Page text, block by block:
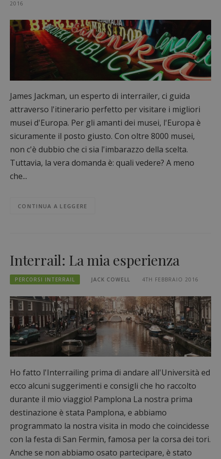
2016
James Jackman, un esperto di interrailer, ci guida
attraverso l'itinerario perfetto per visitare i migliori
musei d'Europa. Per gli amanti dei musei, l'Europa è
sicuramente il posto giusto. Con oltre 8000 musei,
non c'è dubbio che ci sia l'imbarazzo della scelta.
Tuttavia, la vera domanda è: quali vedere? A meno
che...
CONTINUA A LEGGERE
Interrail: La mia esperienza
PERCORSI INTERRAIL JACK COWELL 4TH FEBBRAIO 2016
Ho fatto l'Interrailing prima di andare all'Università ed
ecco alcuni suggerimenti e consigli che ho raccolto
durante il mio viaggio! Pamplona La nostra prima
destinazione è stata Pamplona, e abbiamo
programmato la nostra visita in modo che coincidesse
con la festa di San Fermin, famosa per la corsa dei tori.
Anche se non abbiamo osato partecipare, è stato